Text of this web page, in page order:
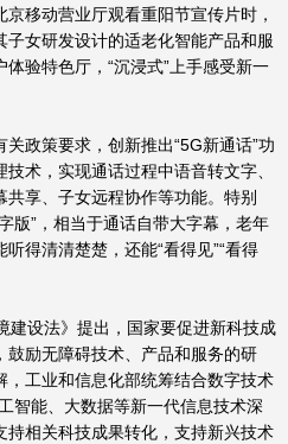
移动营业厅观看重阳节宣传片时，
女研发设计的适老化智能产品和服
验特色厅，“沉浸式”上手感受新一
政策要求，创新推出“5G新通话”功
术，实现通话过程中语音转文字、
享、子女远程协作等功能。特别
版”，相当于通话自带大字幕，老年
得清清楚楚，还能“看得见”“看得
建设法》提出，国家要促进新科技成
励无障碍技术、产品和服务的研
，工业和信息化部统筹结合数字技术
智能、大数据等新一代信息技术深
持相关科技成果转化，支持新兴技术